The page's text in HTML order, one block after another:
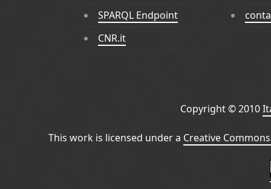
SPARQL Endpoint
CNR.it
Copyright © 2010
This work is licensed under a Creative